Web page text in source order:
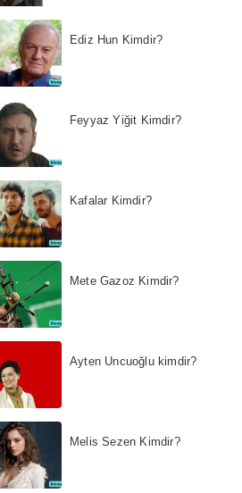
Ediz Hun Kimdir?
Feyyaz Yiğit Kimdir?
Kafalar Kimdir?
Mete Gazoz Kimdir?
Ayten Uncuoğlu kimdir?
Melis Sezen Kimdir?